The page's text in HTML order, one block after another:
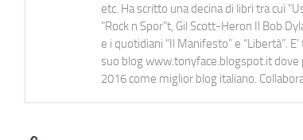
etc. Ha scritto una decina di libri tra cui
"Rock n Spor"t, Gil Scott-Heron Il Bob
e i quotidiani “Il Manifesto” e “Libertà”.
suo blog www.tonyface.blogspot.it dove
2016 come miglior blog italiano.